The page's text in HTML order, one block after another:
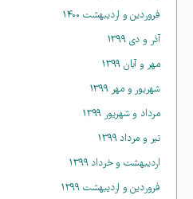
فروردین و اردیبهشت ۱۴۰۰
آذر و دی ۱۳۹۹
مهر و آبان ۱۳۹۹
شهریور و مهر ۱۳۹۹
مرداد و شهریور ۱۳۹۹
تیر و مرداد ۱۳۹۹
اردیبهشت و خرداد ۱۳۹۹
فروردین و اردیبهشت ۱۳۹۹